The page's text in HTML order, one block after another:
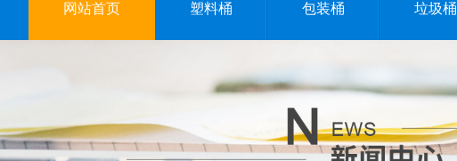
网站首页 塑料桶 包装桶 垃圾桶